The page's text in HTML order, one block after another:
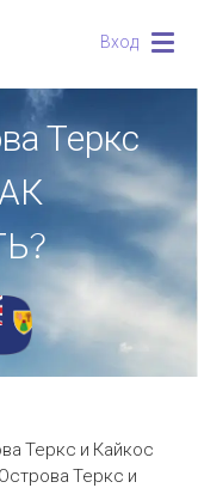
Вход
Теркс
Теркс и Кайкос
Теркс и